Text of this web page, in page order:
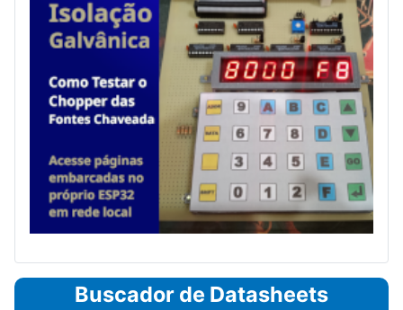
Buscador de Datasheets